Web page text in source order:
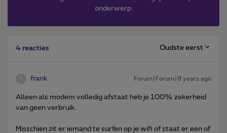
onderwerp.
4 reacties Oudste eerst
frank Forum|Forum|8 years ago
Alleen als modem volledig afstaat heb je 100% zekerheid
van geen verbruik.
Misschien zit er iemand te surfen op je wifi of staat er een of